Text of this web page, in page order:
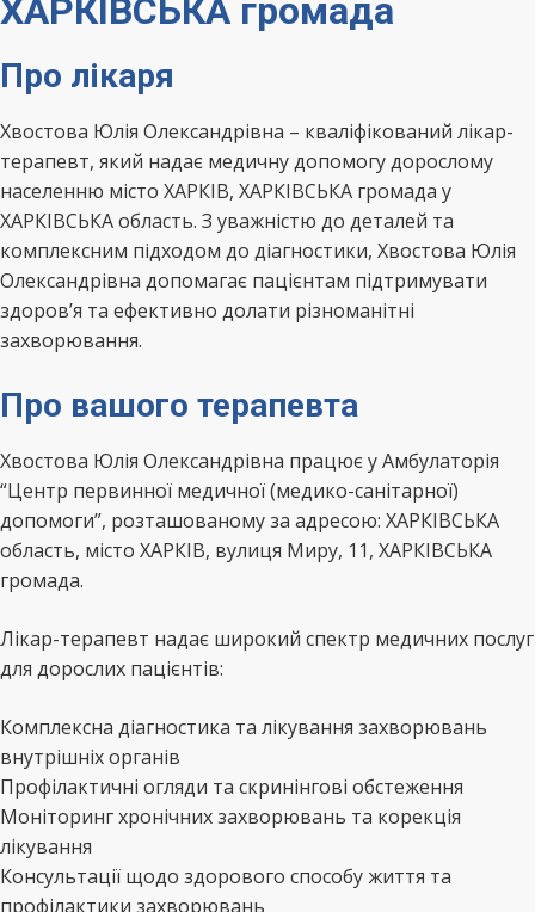
ХАРКІВСЬКА громада
Про лікаря
Хвостова Юлія Олександрівна – кваліфікований лікар-
терапевт, який надає медичну допомогу дорослому
населенню місто ХАРКІВ, ХАРКІВСЬКА громада у
ХАРКІВСЬКА область. З уважністю до деталей та
комплексним підходом до діагностики, Хвостова Юлія
Олександрівна допомагає пацієнтам підтримувати
здоров’я та ефективно долати різноманітні
захворювання.
Про вашого терапевта
Хвостова Юлія Олександрівна працює у Амбулаторія
“Центр первинної медичної (медико-санітарної)
допомоги”, розташованому за адресою: ХАРКІВСЬКА
область, місто ХАРКІВ, вулиця Миру, 11, ХАРКІВСЬКА
громада.
Лікар-терапевт надає широкий спектр медичних послуг
для дорослих пацієнтів:
Комплексна діагностика та лікування захворювань
внутрішніх органів
Профілактичні огляди та скринінгові обстеження
Моніторинг хронічних захворювань та корекція
лікування
Консультації щодо здорового способу життя та
профілактики захворювань